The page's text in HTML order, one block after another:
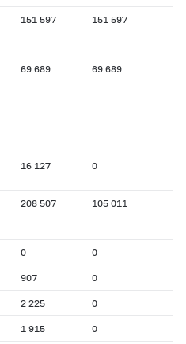
151 597 151 597
69 689 69 689
16 127 0
208 507 105 011
0 0
907 0
2 225 0
1 915 0